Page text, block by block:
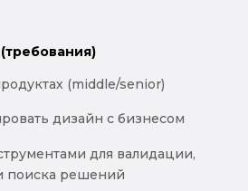
(middle/senior)
дизайн с бизнесом
для валидации,
поиска решений